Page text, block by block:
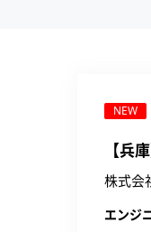
NEW
【兵
株式会
エンジ